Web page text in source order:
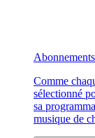
Abonnements
Comme
sélectionné
sa
musique de